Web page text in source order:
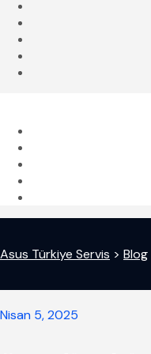
Asus Türkiye Servis > Blog
Nisan 5, 2025